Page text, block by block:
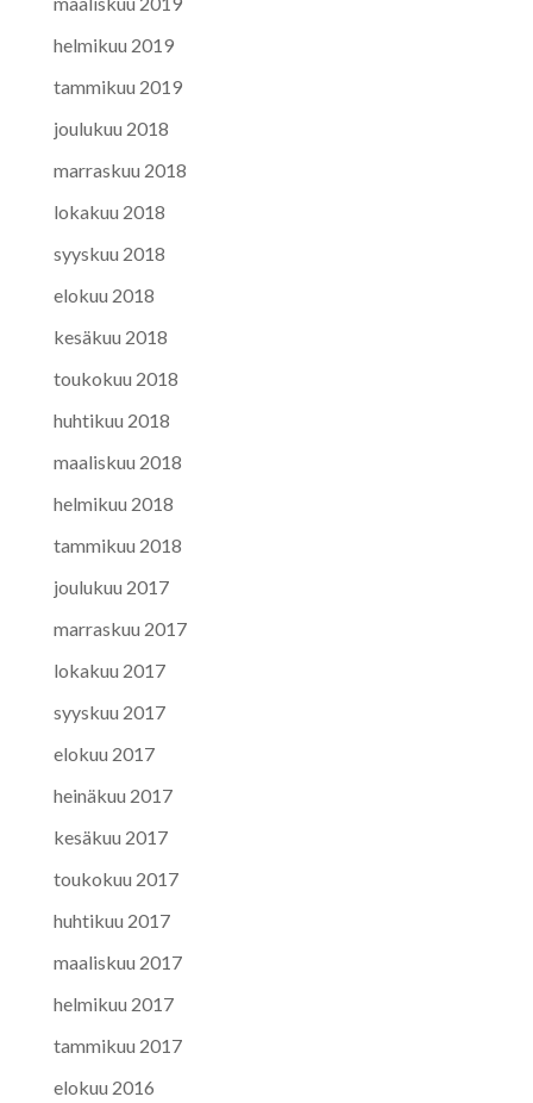
helmikuu 2019
tammikuu 2019
joulukuu 2018
marraskuu 2018
lokakuu 2018
syyskuu 2018
elokuu 2018
kesäkuu 2018
toukokuu 2018
huhtikuu 2018
maaliskuu 2018
helmikuu 2018
tammikuu 2018
joulukuu 2017
marraskuu 2017
lokakuu 2017
syyskuu 2017
elokuu 2017
heinäkuu 2017
kesäkuu 2017
toukokuu 2017
huhtikuu 2017
maaliskuu 2017
helmikuu 2017
tammikuu 2017
elokuu 2016